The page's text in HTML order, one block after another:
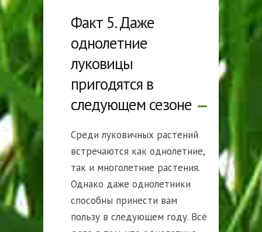
Факт 5. Даже
однолетние
луковицы
пригодятся в
следующем сезоне
Среди луковичных растений
встречаются как однолетние,
так и многолетние растения.
Однако даже однолетники
способны принести вам
пользу в следующем году. Всё